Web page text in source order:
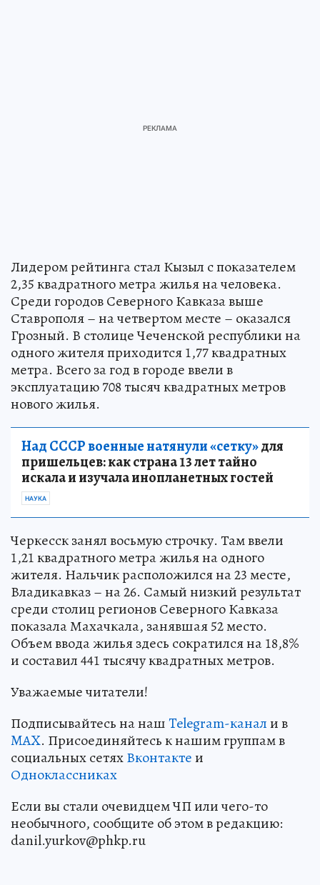
Лидером рейтинга стал Кызыл с показателем
2,35 квадратного метра жилья на человека.
Среди городов Северного Кавказа выше
Ставрополя – на четвертом месте – оказался
Грозный. В столице Чеченской республики на
одного жителя приходится 1,77 квадратных
метра. Всего за год в городе ввели в
эксплуатацию 708 тысяч квадратных метров
нового жилья.
Над СССР военные натянули «сетку»для
пришельцев: как страна 13 лет тайно
искала и изучала инопланетных гостей
НАУКА
Черкесск занял восьмую строчку. Там ввели
1,21 квадратного метра жилья на одного
жителя. Нальчик расположился на 23 месте,
Владикавказ – на 26. Самый низкий результат
среди столиц регионов Северного Кавказа
показала Махачкала, занявшая 52 место.
Объем ввода жилья здесь сократился на 18,8%
и составил 441 тысячу квадратных метров.
Уважаемые читатели!
Подписывайтесь на нашTelegram-канали в
MAX. Присоединяйтесь к нашим группам в
социальных сетяхВконтактеи
Одноклассниках
Если вы стали очевидцем ЧП или чего-то
необычного, сообщите об этом в редакцию:
danil.yurkov@phkp.ru